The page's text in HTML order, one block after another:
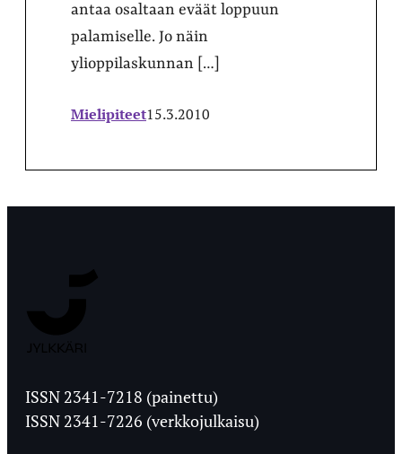
antaa osaltaan eväät loppuun
palamiselle. Jo näin
ylioppilaskunnan […]
Mielipiteet15.3.2010
Ylioppilaslehti
ISSN 2341-7218 (painettu)
ISSN 2341-7226 (verkkojulkaisu)